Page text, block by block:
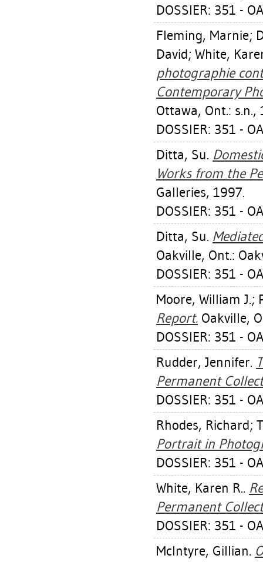
DOSSIER: 351 -
Fleming, Marnie;
David; White,
photographie
Contemporary
Ottawa, Ont.: s.n.,
DOSSIER: 351 -
Ditta, Su.
Works from the
Galleries, 1997.
DOSSIER: 351 -
Ditta, Su.
Oakville, Ont.:
DOSSIER: 351 -
Moore, William J.;
Report. Oakville,
DOSSIER: 351 -
Rudder, Jennifer.
Permanent
DOSSIER: 351 -
Rhodes, Richard;
Portrait in
DOSSIER: 351 -
White, Karen R..
Permanent
DOSSIER: 351 -
McIntyre, Gillian.